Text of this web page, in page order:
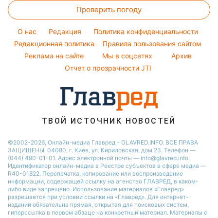
Новости Житомира
Новости Ровно
Новости Одессы
Новости Запорожья
Все о шоу-бизнесе
Красивый маникюр
Модные ошибки
Новости моды
Советы от Андре Тана
Комнатные растения
Все о сале
Уборка
Авто
Проверить погоду
O нас Редакция
Политика конфиденциальности
Редакционная политика
Правила пользования сайтом
Реклама на сайте
Мы в соцсетях
Архив
Отчет о прозрачности JTI
ТВОЙ ИСТОЧНИК НОВОСТЕЙ
©2002-2026, Онлайн-медиа Главред - GLAVRED.INFO. ВСЕ ПРАВА
ЗАЩИЩЕНЫ. 04080, г. Киев, ул. Кириловская, дом 23. Телефон —
(044) 490-01-01. Адрес электронной почты — info@glavred.info.
Идентификатор онлайн-медиа в Реестре cубъектов в сфере медиа —
R40-01822. Перепечатка, копирование или воспроизведение
информации, содержащей ссылку на агенство ГЛАВРЕД, в каком-
либо виде запрещено. Использование материалов «Главред»
разрешается при условии ссылки на «Главред». Для интернет-
изданий обязательна прямая, открытая для поисковых систем,
гиперссылка в первом абзаце на конкретный материал. Материалы с